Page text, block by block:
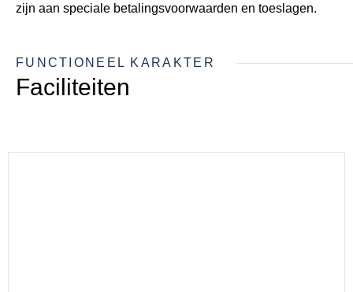
zijn aan speciale betalingsvoorwaarden en toeslagen.
FUNCTIONEEL KARAKTER
Faciliteiten